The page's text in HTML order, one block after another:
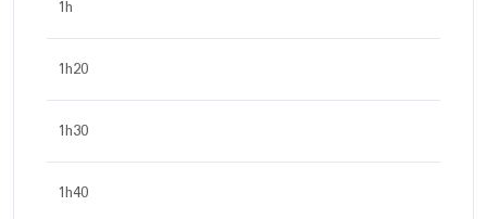
1h
1h20
1h30
1h40